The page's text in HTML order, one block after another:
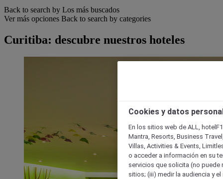
Back to search by Los más buscados
Ver más opciones Back to search by categories
Curitiba: descubre nuestros hoteles
Cookies y datos
En los sitios web de ALL,
Mantra, Resorts, Business
Villas, Activities & Events,
o acceder a información en su
servicios que solicita (no puede
sitios; (iii) medir la audiencia y